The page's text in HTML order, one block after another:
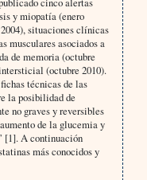
y miopatía (enero
situaciones clínicas
musculares asociados a
de memoria (octubre
(octubre 2010).
técnicas de las
la posibilidad de
no graves y reversibles
de la glucemia y
[1]. A continuación
más conocidos y